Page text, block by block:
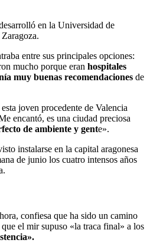
en la Universidad de
entre sus principales opciones:
mucho porque eran hospitales
muy buenas recomendaciones de
joven procedente de Valencia
encantó, es una ciudad preciosa
de ambiente y gente».
instalarse en la capital aragonesa
de junio los cuatro intensos años
confiesa que ha sido un camino
el mir supuso «la traca final» a los